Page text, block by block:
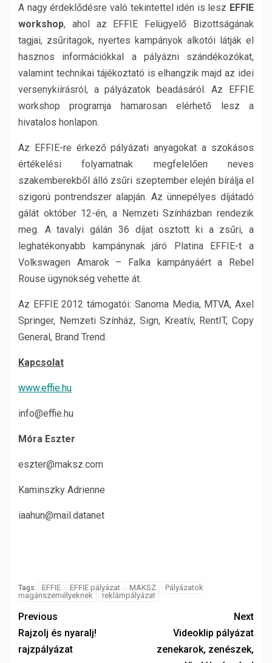
A nagy érdeklődésre való tekintettel idén is lesz EFFIE
workshop, ahol az EFFIE Felügyelő Bizottságának
tagjai, zsűritagok, nyertes kampányok alkotói látják el
hasznos információkkal a pályázni szándékozókat,
valamint technikai tájékoztató is elhangzik majd az idei
versenykiírásról, a pályázatok beadásáról. Az EFFIE
workshop programja hamarosan elérhető lesz a
hivatalos honlapon.
Az EFFIE-re érkező pályázati anyagokat a szokásos
értékelési folyamatnak megfelelően neves
szakemberekből álló zsűri szeptember elején bírálja el
szigorú pontrendszer alapján. Az ünnepélyes díjátadó
gálát október 12-én, a Nemzeti Színházban rendezik
meg. A tavalyi gálán 36 díjat osztott ki a zsűri, a
leghatékonyabb kampánynak járó Platina EFFIE-t a
Volkswagen Amarok – Falka kampányáért a Rebel
Rouse ügynökség vehette át.
Az EFFIE 2012 támogatói: Sanoma Media, MTVA, Axel
Springer, Nemzeti Színház, Sign, Kreatív, RentIT, Copy
General, Brand Trend.
Kapcsolat
www.effie.hu
info@effie.hu
Móra Eszter
eszter@maksz.com
Kaminszky Adrienne
iaahun@mail.datanet
Tags: EFFIE EFFIE pályázat MAKSZ
Pályázatok
magánszemélyeknek
reklámpályázat
Previous
Rajzolj és nyaralj!
rajzpályázat
Next
Videoklip pályázat
zenekarok, zenészek,